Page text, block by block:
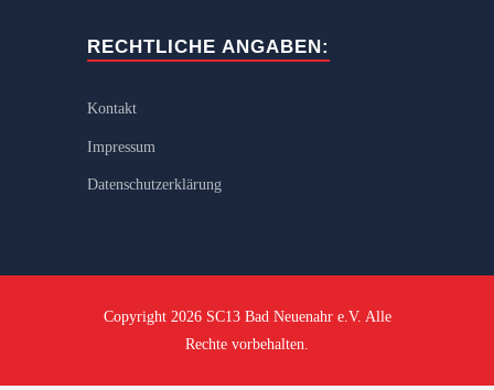
RECHTLICHE ANGABEN:
Kontakt
Impressum
Datenschutzerklärung
Copyright 2026 SC13 Bad Neuenahr e.V. Alle
Rechte vorbehalten.